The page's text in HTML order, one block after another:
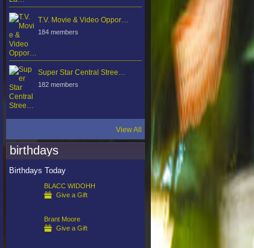
T.V. Movie & Video Oppor…
184 members
Super Star Central Stree…
182 members
View All
birthdays
Birthdays Today
BLACC WIDOHH
Give a Gift
Brant Moore
Give a Gift